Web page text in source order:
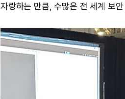
자랑하는 만큼, 수많은 전 세계 보